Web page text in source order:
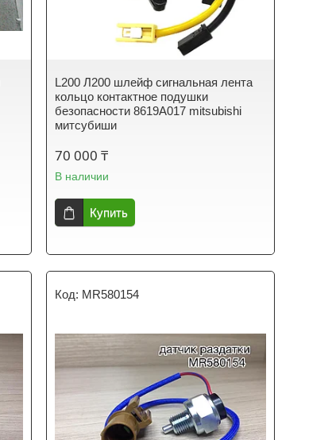
L200 Л200 шлейф сигнальная лента
кольцо контактное подушки
безопасности 8619A017 mitsubishi
митсубиши
70 000 ₸
В наличии
Купить
MR580154